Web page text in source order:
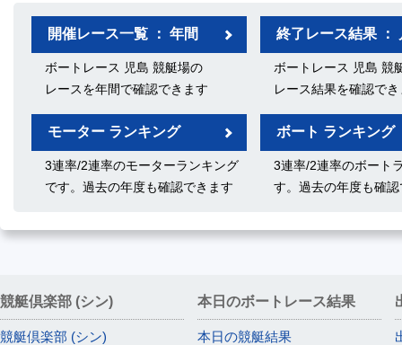
開催レース一覧 ： 年間
ボートレース 児島 競艇場の
レースを年間で確認できます
終了レース結果 ：
ボートレース 児島 競
レース結果を確認で
モーター ランキング
3連率/2連率のモーターランキング
です。過去の年度も確認できます
ボート ランキング
3連率/2連率のボート
す。過去の年度も確
競艇倶楽部 (シン)
競艇倶楽部 (シン)
本日のボートレース結果
本日の競艇結果